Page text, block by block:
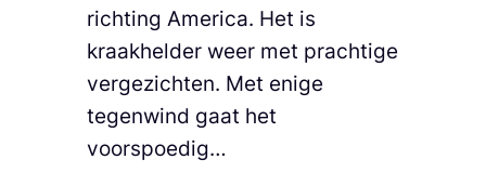
richting America. Het is
kraakhelder weer met prachtige
vergezichten. Met enige
tegenwind gaat het
voorspoedig…